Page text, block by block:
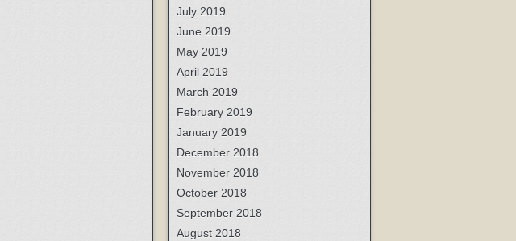
July 2019
June 2019
May 2019
April 2019
March 2019
February 2019
January 2019
December 2018
November 2018
October 2018
September 2018
August 2018